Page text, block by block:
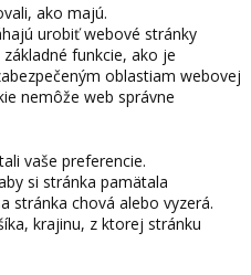
ako majú.
urobiť webové stránky
funkcie, ako je
oblastiam webovej
nemôže web správne
vaše preferencie.
si stránka pamätala
stránka chová alebo vyzerá.
krajinu, z ktorej stránku